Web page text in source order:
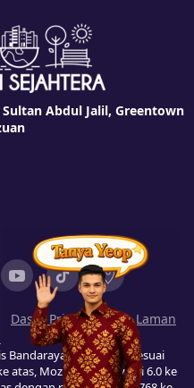
Abdul Jalil, Greentown
Dasar Privasi
Peta Laman
Bandaraya Ipoh (MBI). Sesuai
atas, Mozilla Firefox versi 6.0 ke